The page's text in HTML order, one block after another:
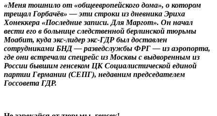
«Меня тошнило от «общеевропейского дома», о котором
трещал Горбачёв» — эти строки из дневника Эриха
Хонеккера «Последние записи. Для Маргот». Он начал
вести его в больнице следственной берлинской тюрьмы
Моабит, куда экс-лидер экс-ГДР был доставлен
сотрудниками БНД — разведслужбы ФРГ — из аэропорта,
где они встречали спецрейс из Москвы с выдворенным из
России бывшим генсеком ЦК Социалистической единой
партии Германии (СЕПГ), недавним председателем
Госсовета ГДР.